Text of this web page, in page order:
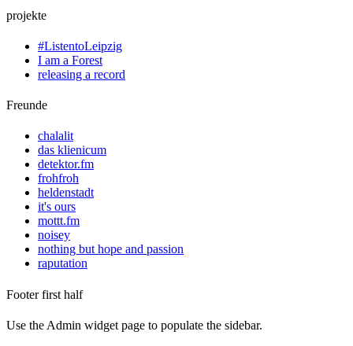
projekte
#ListentoLeipzig
I am a Forest
releasing a record
Freunde
chalalit
das klienicum
detektor.fm
frohfroh
heldenstadt
it's ours
mottt.fm
noisey
nothing but hope and passion
raputation
Footer first half
Use the Admin widget page to populate the sidebar.